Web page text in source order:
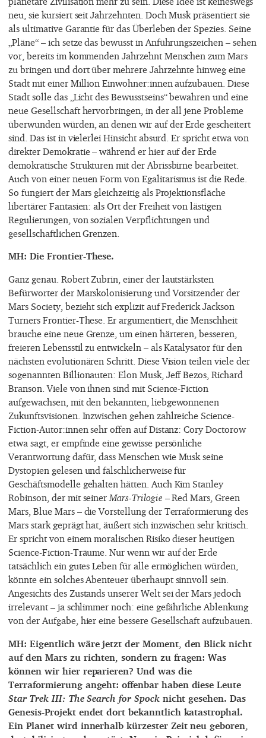
neu, sie kursiert seit Jahrzehnten. Doch Musk präsentiert sie
als ultimative Garantie für das Überleben der Spezies. Seine
„Pläne“ – ich setze das bewusst in Anführungszeichen – sehen
vor, bereits im kommenden Jahrzehnt Menschen zum Mars
zu bringen und dort über mehrere Jahrzehnte hinweg eine
Stadt mit einer Million Einwohner:innen aufzubauen. Diese
Stadt solle das „Licht des Bewusstseins“ bewahren und eine
neue Gesellschaft hervorbringen, in der all jene Probleme
überwunden würden, an denen wir auf der Erde gescheitert
sind. Das ist in vielerlei Hinsicht absurd. Er spricht etwa von
direkter Demokratie – während er hier auf der Erde
demokratische Strukturen mit der Abrissbirne bearbeitet.
Auch von einer neuen Form von Egalitarismus ist die Rede.
So fungiert der Mars gleichzeitig als Projektionsfläche
libertärer Fantasien: als Ort der Freiheit von lästigen
Regulierungen, von sozialen Verpflichtungen und
gesellschaftlichen Grenzen.
MH: Die Frontier-These.
Ganz genau. Robert Zubrin, einer der lautstärksten
Befürworter der Marskolonisierung und Vorsitzender der
Mars Society, bezieht sich explizit auf Frederick Jackson
Turners Frontier-These. Er argumentiert, die Menschheit
brauche eine neue Grenze, um einen härteren, besseren,
freieren Lebensstil zu entwickeln – als Katalysator für den
nächsten evolutionären Schritt. Diese Vision teilen viele der
sogenannten Billionauten: Elon Musk, Jeff Bezos, Richard
Branson. Viele von ihnen sind mit Science-Fiction
aufgewachsen, mit den bekannten, liebgewonnenen
Zukunftsvisionen. Inzwischen gehen zahlreiche Science-
Fiction-Autor:innen sehr offen auf Distanz: Cory Doctorow
etwa sagt, er empfinde eine gewisse persönliche
Verantwortung dafür, dass Menschen wie Musk seine
Dystopien gelesen und fälschlicherweise für
Geschäftsmodelle gehalten hätten. Auch Kim Stanley
Robinson, der mit seinerMars-Trilogie – Red Mars, Green
Mars, Blue Mars – die Vorstellung der Terraformierung des
Mars stark geprägt hat, äußert sich inzwischen sehr kritisch.
Er spricht von einem moralischen Risiko dieser heutigen
Science-Fiction-Träume. Nur wenn wir auf der Erde
tatsächlich ein gutes Leben für alle ermöglichen würden,
könnte ein solches Abenteuer überhaupt sinnvoll sein.
Angesichts des Zustands unserer Welt sei der Mars jedoch
irrelevant – ja schlimmer noch: eine gefährliche Ablenkung
von der Aufgabe, hier eine bessere Gesellschaft aufzubauen.
MH: Eigentlich wäre jetzt der Moment, den Blick nicht
auf den Mars zu richten, sondern zu fragen: Was
können wir hier reparieren? Und was die
Terraformierung angeht: offenbar haben diese Leute
Star Trek III: The Search for Spocknicht gesehen. Das
Genesis-Projekt endet dort bekanntlich katastrophal.
Ein Planet wird innerhalb kürzester Zeit neu geboren,